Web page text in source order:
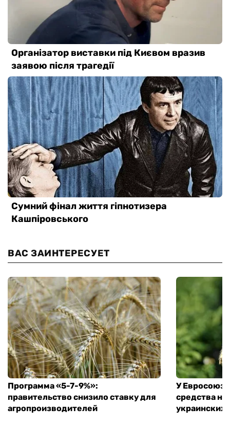
ВАС ЗАИНТЕРЕСУЕТ
Программа «5-7-9%»:
правительство снизило ставку для
агропроизводителей
У
средства